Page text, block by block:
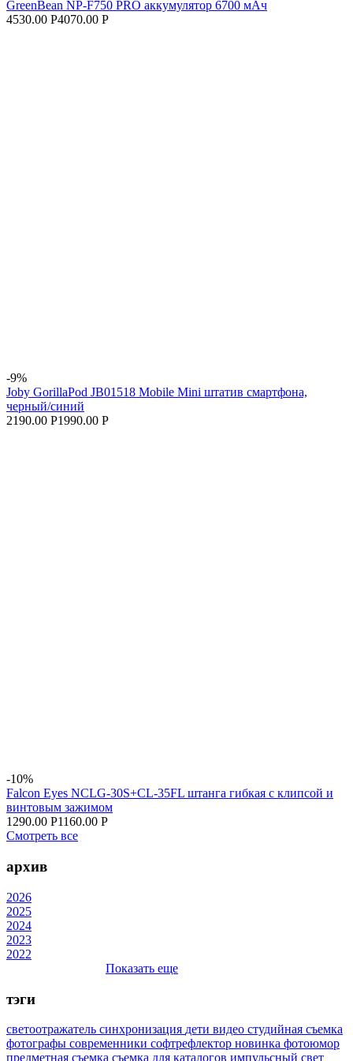
GreenBean NP-F750 PRO аккумулятор 6700 мАч
4530.00 Р4070.00 Р
-9%
Joby GorillaPod JB01518 Mobile Mini штатив смартфона,
черный/синий
2190.00 Р1990.00 Р
-10%
Falcon Eyes NCLG-30S+CL-35FL штанга гибкая с клипсой и
винтовым зажимом
1290.00 Р1160.00 Р
Смотреть все
архив
2026
2025
2024
2023
2022
Показать еще
тэги
светоотражатель синхронизация дети видео студийная съемка
фотографы современники софтрефлектор новинка фотоюмор
предметная съемка съемка для каталогов импульсный свет